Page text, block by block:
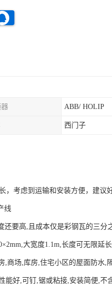
ABB/ HOLIP
西门子
，考虑到运输和安装方便，建议
线
要高,且成本仅是彩钢瓦的三分
大宽度1.1m,长度可无限延
商场,库房,住宅小区的屋面防水,
好,可钉,锯或粘接,安装简便,不